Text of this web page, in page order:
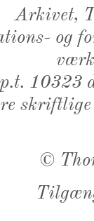
Arkivet,
og
10323
©